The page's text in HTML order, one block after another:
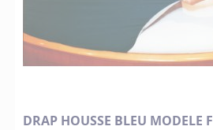
DRAP HOUSSE BLEU MODELE F